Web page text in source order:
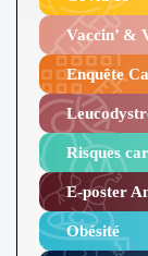
Vaccin’ &
Enquête
Risques
E-poster
Obésité ​